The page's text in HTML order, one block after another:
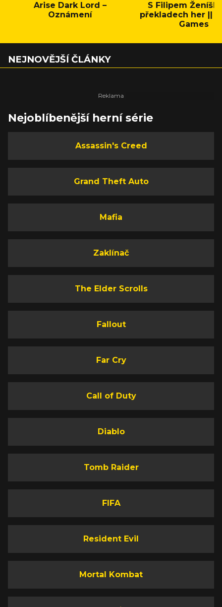
Arise Dark Lord –
Oznámení
S Filipem
překladech her ||
Games
NEJNOVĚJŠÍ ČLÁNKY
Nejoblíbenější herní série
Assassin's Creed
Grand Theft Auto
Mafia
Zaklínač
The Elder Scrolls
Fallout
Far Cry
Call of Duty
Diablo
Tomb Raider
FIFA
Resident Evil
Mortal Kombat